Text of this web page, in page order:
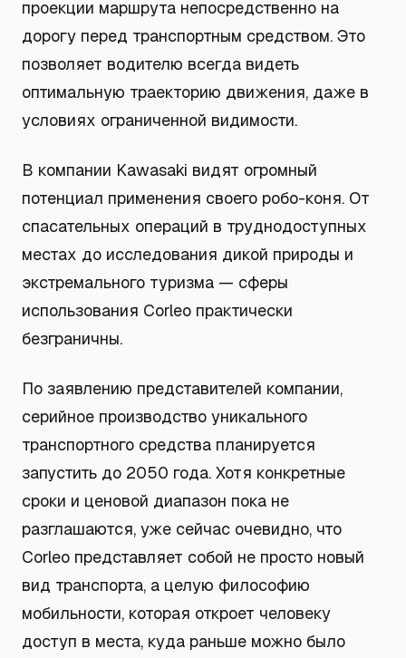
проекции маршрута непосредственно на
дорогу перед транспортным средством. Это
позволяет водителю всегда видеть
оптимальную траекторию движения, даже в
условиях ограниченной видимости.
В компании Kawasaki видят огромный
потенциал применения своего робо-коня. От
спасательных операций в труднодоступных
местах до исследования дикой природы и
экстремального туризма — сферы
использования Corleo практически
безграничны.
По заявлению представителей компании,
серийное производство уникального
транспортного средства планируется
запустить до 2050 года. Хотя конкретные
сроки и ценовой диапазон пока не
разглашаются, уже сейчас очевидно, что
Corleo представляет собой не просто новый
вид транспорта, а целую философию
мобильности, которая откроет человеку
доступ в места, куда раньше можно было